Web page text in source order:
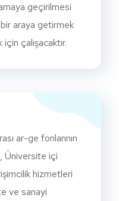
geçirilmesi
bir araya getirmek
çalışacaktır.
ar-ge fonlarının
Üniversite içi
hizmetleri
ve sanayi